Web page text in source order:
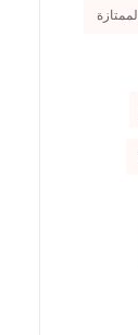
الممتازة